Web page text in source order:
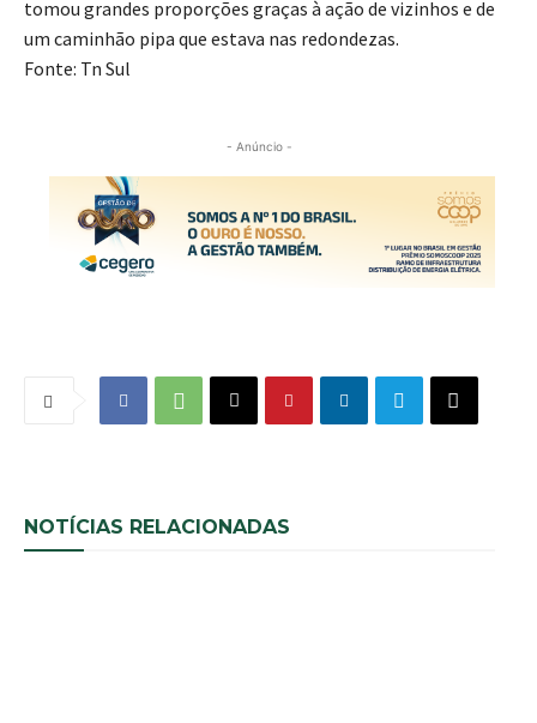
tomou grandes proporções graças à ação de vizinhos e de
um caminhão pipa que estava nas redondezas.
Fonte: Tn Sul
- Anúncio -
NOTÍCIAS RELACIONADAS